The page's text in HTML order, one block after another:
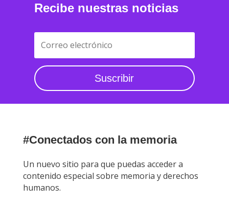
Recibe nuestras noticias
Suscribir
#Conectados con la memoria
Un nuevo sitio para que puedas acceder a
contenido especial sobre memoria y derechos
humanos.